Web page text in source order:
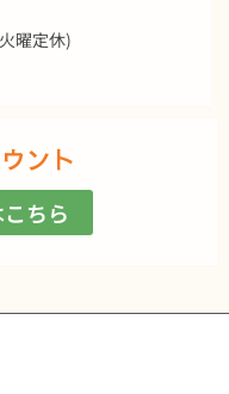
曜定休)
ント
ちら